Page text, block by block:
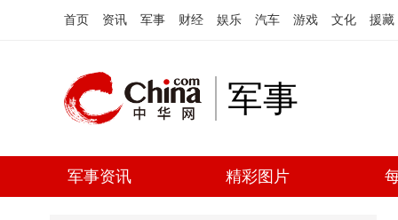
首页 资讯 军事 财经 娱乐 汽车 游戏 文化 援藏
军事
军事资讯 精彩图片